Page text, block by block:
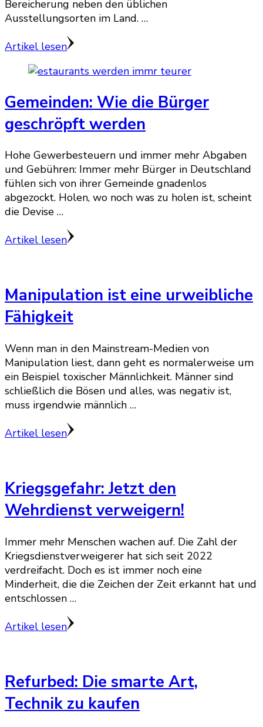
Bereicherung neben den üblichen
Ausstellungsorten im Land. …
Artikel lesen
Gemeinden: Wie die Bürger
geschröpft werden
Hohe Gewerbesteuern und immer mehr Abgaben
und Gebühren: Immer mehr Bürger in Deutschland
fühlen sich von ihrer Gemeinde gnadenlos
abgezockt. Holen, wo noch was zu holen ist, scheint
die Devise …
Artikel lesen
Manipulation ist eine urweibliche
Fähigkeit
Wenn man in den Mainstream-Medien von
Manipulation liest, dann geht es normalerweise um
ein Beispiel toxischer Männlichkeit. Männer sind
schließlich die Bösen und alles, was negativ ist,
muss irgendwie männlich …
Artikel lesen
Kriegsgefahr: Jetzt den
Wehrdienst verweigern!
Immer mehr Menschen wachen auf. Die Zahl der
Kriegsdienstverweigerer hat sich seit 2022
verdreifacht. Doch es ist immer noch eine
Minderheit, die die Zeichen der Zeit erkannt hat und
entschlossen …
Artikel lesen
Refurbed: Die smarte Art,
Technik zu kaufen